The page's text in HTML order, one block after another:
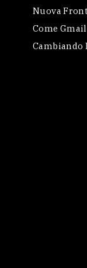
Nuova
Come
Cambiando